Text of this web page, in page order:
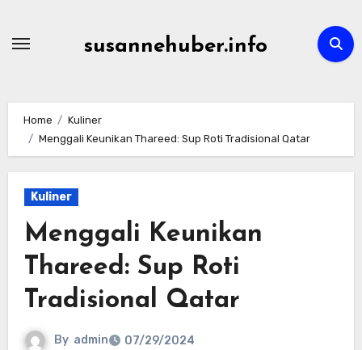
susannehuber.info
Home
Kuliner
Menggali Keunikan Thareed: Sup Roti Tradisional Qatar
Kuliner
Menggali Keunikan
Thareed: Sup Roti
Tradisional Qatar
By admin
07/29/2024